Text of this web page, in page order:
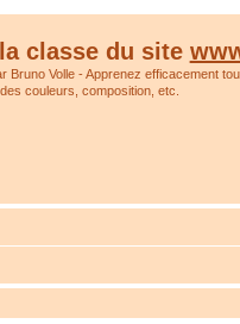
classe du site
Bruno Volle - Apprenez efficacement
couleurs, composition, etc.